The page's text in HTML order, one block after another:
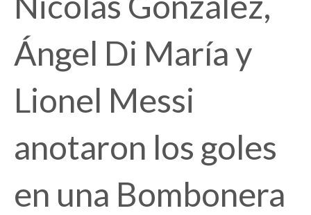
Ángel Di María y
Lionel Messi
anotaron los goles
en una Bombonera